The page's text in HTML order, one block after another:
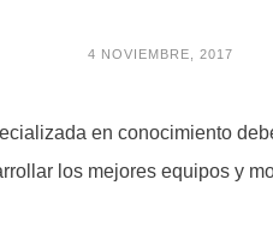
4 NOVIEMBRE, 2017
en conocimiento
los mejores equipos y